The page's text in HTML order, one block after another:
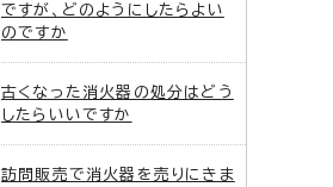
ですが、どのようにしたらよい
のですか
古くなった消火器の処分はどう
したらいいですか
訪問販売で消火器を売りにきま